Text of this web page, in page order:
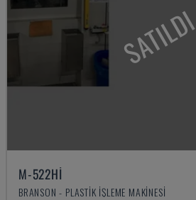
SATILDI
M-522HI
BRANSON - PLASTIK IŞLEME MAKINESI